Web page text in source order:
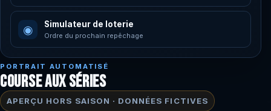
◉ Simulateur de loterie
Ordre du prochain repêchage
PORTRAIT AUTOMATISÉ
COURSE AUX SÉRIES
APERÇU HORS SAISON · DONNÉES FICTIVES